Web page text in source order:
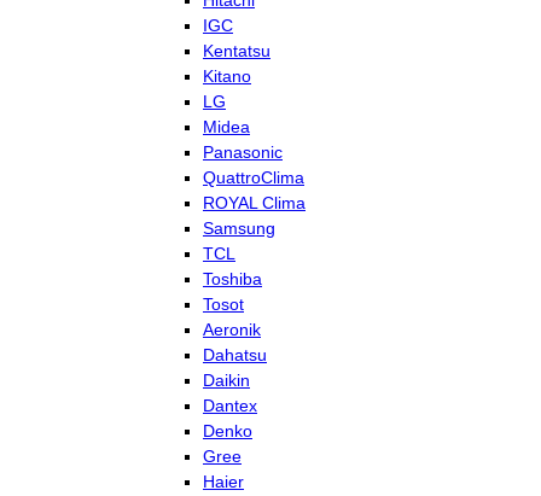
IGC
Kentatsu
Kitano
LG
Midea
Panasonic
QuattroClima
ROYAL Clima
Samsung
TCL
Toshiba
Tosot
Aeronik
Dahatsu
Daikin
Dantex
Denko
Gree
Haier